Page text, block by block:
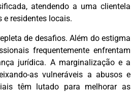
atendendo a uma clientela
e residentes locais.
de desafios. Além do estigma
frequentemente enfrentam
jurídica. A marginalização e a
as vulneráveis a abusos e
têm lutado para melhorar as